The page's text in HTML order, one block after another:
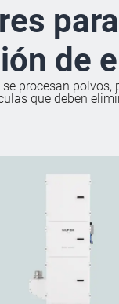
de
procesan
que deben